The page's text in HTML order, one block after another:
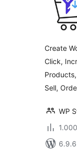
Create
Click,
Sell,
WP